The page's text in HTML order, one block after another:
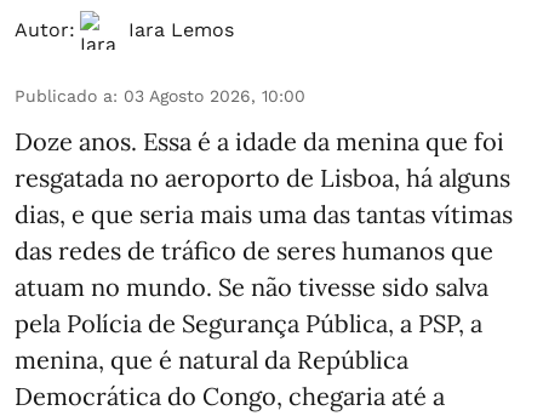
Autor: Iara Lemos
Publicado a: 03 Agosto 2026, 10:00
Doze anos. Essa é a idade da menina que foi
resgatada no aeroporto de Lisboa, há alguns
dias, e que seria mais uma das tantas vítimas
das redes de tráfico de seres humanos que
atuam no mundo. Se não tivesse sido salva
pela Polícia de Segurança Pública, a PSP, a
menina, que é natural da República
Democrática do Congo, chegaria até a